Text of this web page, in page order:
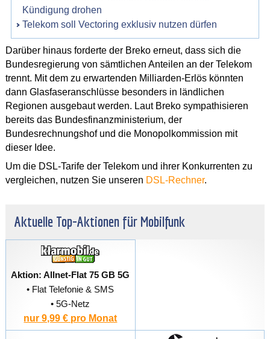
Kündigung drohen
Telekom soll Vectoring exklusiv nutzen dürfen
Darüber hinaus forderte der Breko erneut, dass sich die
Bundesregierung von sämtlichen Anteilen an der Telekom
trennt. Mit dem zu erwartenden Milliarden-Erlös könnten
dann Glasfaseranschlüsse besonders in ländlichen
Regionen ausgebaut werden. Laut Breko sympathisieren
bereits das Bundesfinanzministerium, der
Bundesrechnungshof und die Monopolkommission mit
dieser Idee.
Um die DSL-Tarife der Telekom und ihrer Konkurrenten zu
vergleichen, nutzen Sie unseren DSL-Rechner.
Aktuelle Top-Aktionen für Mobilfunk
Aktion: Allnet-Flat 75 GB 5G
• Flat Telefonie & SMS
• 5G-Netz
nur 9,99 € pro Monat